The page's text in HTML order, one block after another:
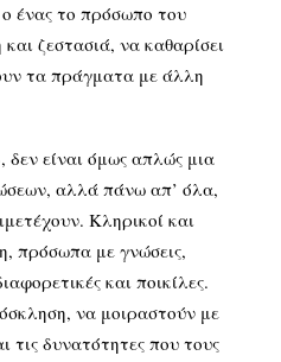
ένας το πρόσωπο του
ζεστασιά, να καθαρίσει
τα πράγματα με άλλη
είναι όμως απλώς μια
αλλά πάνω απ’ όλα,
Κληρικοί και
πρόσωπα με γνώσεις,
και ποικίλες.
να μοιραστούν με
τις δυνατότητες που τους